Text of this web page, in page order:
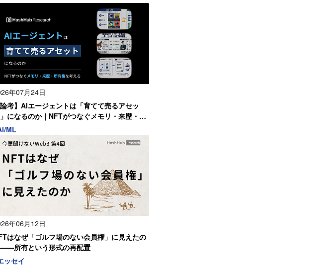
年07月24日
論考】AIエージェントは「育てて売るアセッ
」になるのか｜NFTがつなぐメモリ・来歴・所
を考える
ML
年06月12日
はなぜ「ゴルフ場のない会員権」に見えたの
所有という形式の再配置
ッセイ